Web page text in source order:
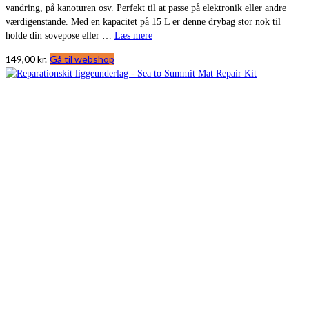
vandring, på kanoturen osv. Perfekt til at passe på elektronik eller andre
værdigenstande. Med en kapacitet på 15 L er denne drybag stor nok til
holde din sovepose eller … Læs mere
149,00kr. Gå til webshop